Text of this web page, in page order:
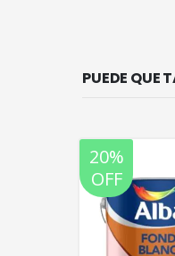
PUEDE QUE
20%
OFF